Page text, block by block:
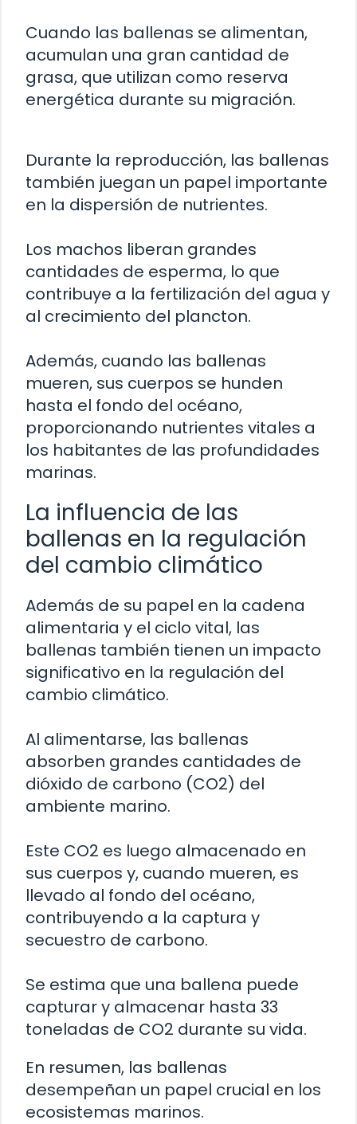
Cuando las ballenas se alimentan,
acumulan una gran cantidad de
grasa, que utilizan como reserva
energética durante su migración.
Durante la reproducción, las ballenas
también juegan un papel importante
en la dispersión de nutrientes.
Los machos liberan grandes
cantidades de esperma, lo que
contribuye a la fertilización del agua y
al crecimiento del plancton.
Además, cuando las ballenas
mueren, sus cuerpos se hunden
hasta el fondo del océano,
proporcionando nutrientes vitales a
los habitantes de las profundidades
marinas.
La influencia de las
ballenas en la regulación
del cambio climático
Además de su papel en la cadena
alimentaria y el ciclo vital, las
ballenas también tienen un impacto
significativo en la regulación del
cambio climático.
Al alimentarse, las ballenas
absorben grandes cantidades de
dióxido de carbono (CO2) del
ambiente marino.
Este CO2 es luego almacenado en
sus cuerpos y, cuando mueren, es
llevado al fondo del océano,
contribuyendo a la captura y
secuestro de carbono.
Se estima que una ballena puede
capturar y almacenar hasta 33
toneladas de CO2 durante su vida.
En resumen, las ballenas
desempeñan un papel crucial en los
ecosistemas marinos.